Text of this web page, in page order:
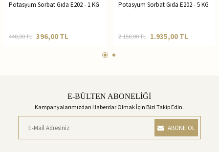
Potasyum Sorbat Gıda E202 - 1 KG
440,00TL 396,00 TL
Potasyum Sorbat Gıda E202 - 5 KG
2.150,00TL 1.935,00TL
E-BÜLTEN ABONELİĞİ
Kampanyalarımızdan Haberdar Olmak İçin Bizi Takip Edin.
ABONE OL